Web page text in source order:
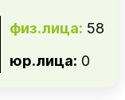
физ.лица: 58
юр.лица: 0